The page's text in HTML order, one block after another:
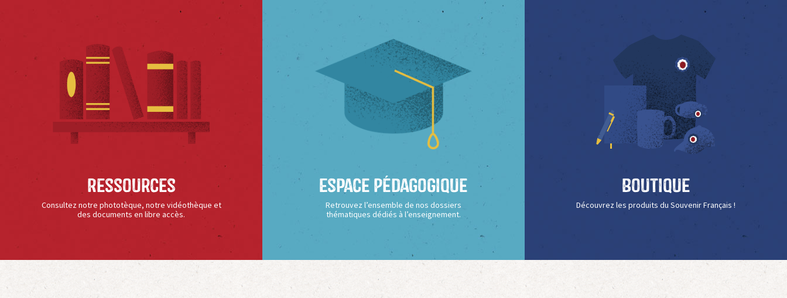
Ressources
Consultez notre phototèque, notre vidéothèque et
des documents en libre accès.
Espace Pédagogique
Retrouvez l’ensemble de nos dossiers
thématiques dédiés à l’enseignement.
Boutique
Découvrez les produits du Souvenir Français !